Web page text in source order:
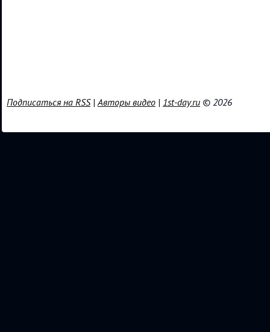
Подписаться на RSS|Авторы видео | 1st-day.ru © 2026